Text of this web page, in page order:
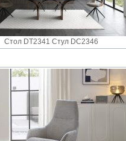
Стол DT2341 Стул DC2346